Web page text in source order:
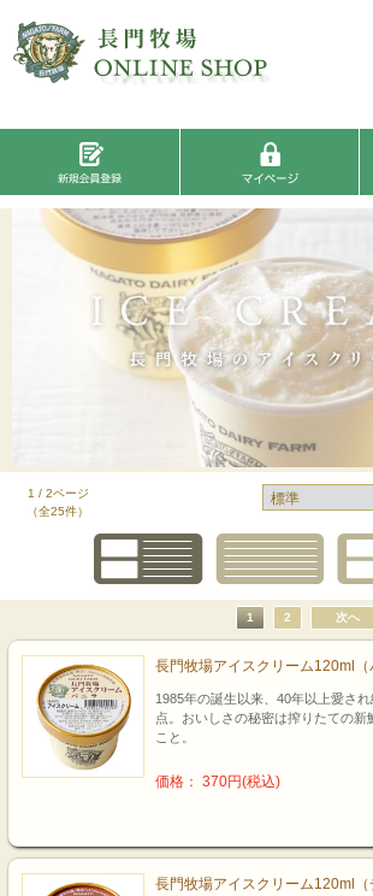
1 / 2ページ
（全25件）
1 2 次へ
長門牧場アイスクリーム120ml（
1985年の誕生以来、40年以上愛さ
点。おいしさの秘密は搾りたての新
こと。
価格： 370円(税込)
長門牧場アイスクリーム120ml（